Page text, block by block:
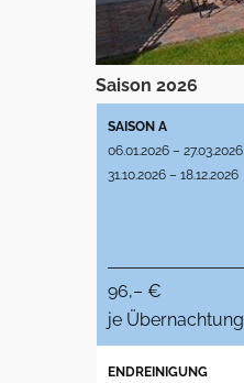
Saison 2026
SAISON A
06.01.2026 – 27.03.2026
31.10.2026 – 18.12.2026
96,– €
je Übernachtung
ENDREINIGUNG